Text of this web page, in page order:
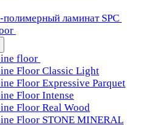
ламинат SPC
floor
Floor Classic Light
Floor Expressive Parquet
Floor Intense
Floor Real Wood
Floor STONE MINERAL